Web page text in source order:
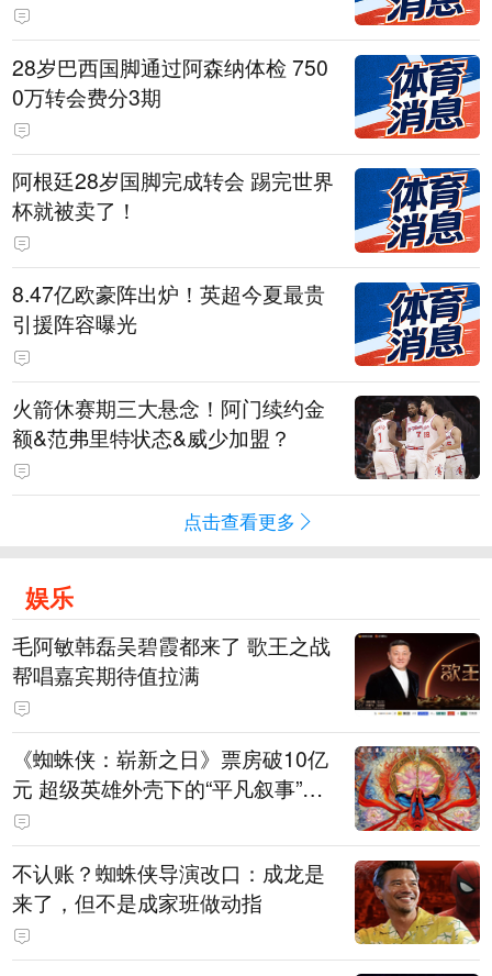
28岁巴西国脚通过阿森纳体检 750
0万转会费分3期
阿根廷28岁国脚完成转会 踢完世界
杯就被卖了！
8.47亿欧豪阵出炉！英超今夏最贵
引援阵容曝光
火箭休赛期三大悬念！阿门续约金
额&范弗里特状态&威少加盟？
点击查看更多
娱乐
毛阿敏韩磊吴碧霞都来了 歌王之战
帮唱嘉宾期待值拉满
《蜘蛛侠：崭新之日》票房破10亿
元 超级英雄外壳下的“平凡叙事”打
动人心
不认账？蜘蛛侠导演改口：成龙是
来了，但不是成家班做动指